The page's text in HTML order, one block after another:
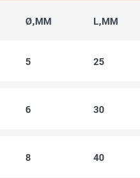
Ø,MM L,MM
5 25
6 30
8 40